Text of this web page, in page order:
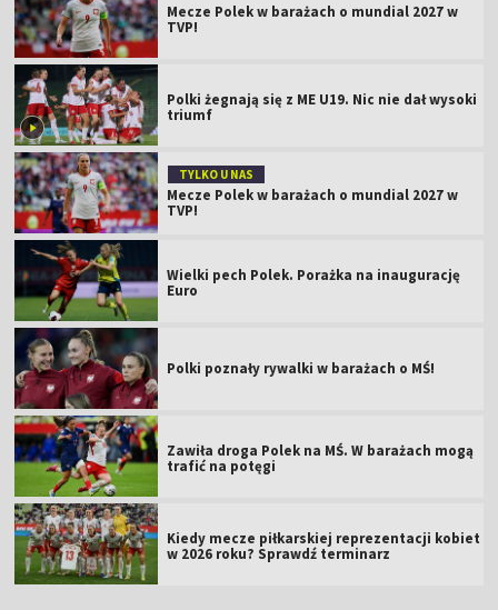
Mecze Polek w barażach o mundial 2027 w
TVP!
Polki żegnają się z ME U19. Nic nie dał wysoki
triumf
TYLKO U NAS
Mecze Polek w barażach o mundial 2027 w
TVP!
Wielki pech Polek. Porażka na inaugurację
Euro
Polki poznały rywalki w barażach o MŚ!
Zawiła droga Polek na MŚ. W barażach mogą
trafić na potęgi
Kiedy mecze piłkarskiej reprezentacji kobiet
w 2026 roku? Sprawdź terminarz